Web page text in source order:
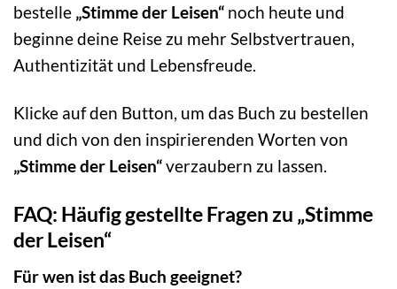
bestelle „Stimme der Leisen“ noch heute und
beginne deine Reise zu mehr Selbstvertrauen,
Authentizität und Lebensfreude.
Klicke auf den Button, um das Buch zu bestellen
und dich von den inspirierenden Worten von
„Stimme der Leisen“verzaubern zu lassen.
FAQ: Häufig gestellte Fragen zu „Stimme
der Leisen“
Für wen ist das Buch geeignet?